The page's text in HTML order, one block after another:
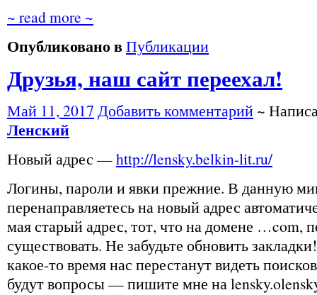
~ read more ~
Опубликовано вПубликации
Друзья, наш сайт переехал!
Май 11, 2017 Добавить комментарий ~
Ленский
Новый адрес —http://lensky.belkin-lit.ru/
Логины, пароли и явки прежние. В данную
перенаправляетесь на новый адрес
мая старый адрес, тот, что на домене …com,
существовать. Не забудьте обновить
какое-то время нас перестанут видеть
будут вопросы — пишите мне на